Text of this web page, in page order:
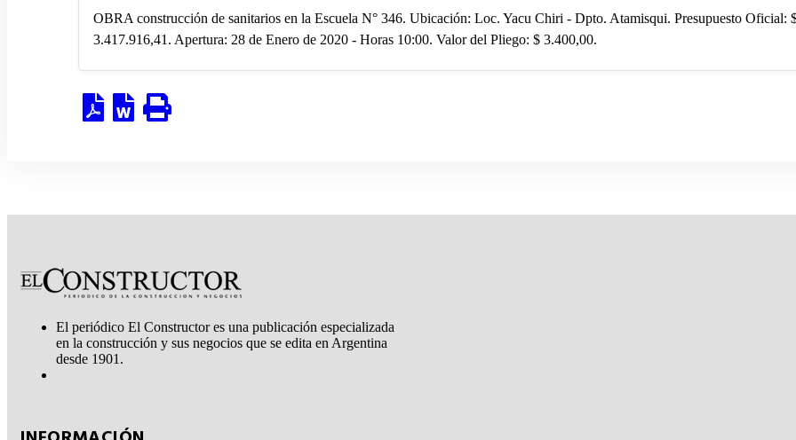
OBRA construcción de sanitarios en la Escuela N° 346. Ubicación: Loc. Yacu Chiri - Dpto. Atamisqui. Presupuesto Oficial:
3.417.916,41. Apertura: 28 de Enero de 2020 - Horas 10:00. Valor del Pliego: $ 3.400,00.
El periódico El Constructor es una publicación especializada
en la construcción y sus negocios que se edita en Argentina
desde 1901.